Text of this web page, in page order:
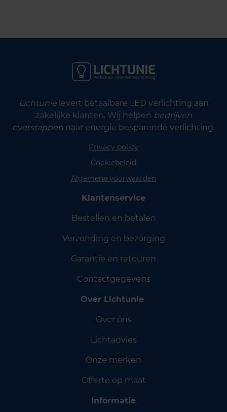
Lichtunielevert betaalbare LED verlichting aan
zakelijke klanten. Wij helpen bedrijven
overstappen naar energie besparende verlichting.
Privacy policy
Cookiebeleid
Algemene voorwaarden
Klantenservice
Bestellen en betalen
Verzending en bezorging
Garantie en retouren
Contactgegevens
Over Lichtunie
Over ons
Lichtadvies
Onze merken
Offerte op maat
Informatie